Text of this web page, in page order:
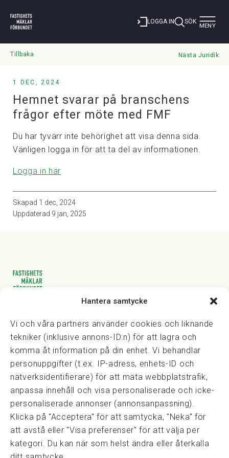
Hantera samtycke
Vi och våra partners använder cookies och liknande
tekniker (inklusive annons-ID:n) för att lagra och
komma åt information på din enhet. Vi behandlar
personuppgifter (t.ex. IP-adress, enhets-ID och
nätverksidentifierare) för att mäta webbplatstrafik,
anpassa innehåll och visa personaliserade och icke-
personaliserade annonser (annonsanpassning).
Klicka på "Acceptera" för att samtycka, "Neka" för
att avstå eller "Visa preferenser" för att välja per
kategori. Du kan när som helst ändra eller återkalla
LOGGA IN SÖK Toggle
MENY
Tillbaka Nästa Juridik
1 DEC, 2024
Hemnet svarar på branschens
frågor efter möte med FMF
Du har tyvärr inte behörighet att visa denna sida.
Vänligen logga in för att ta del av informationen.
Logga in här
Skapad 1 dec, 2024
Uppdaterad 9 jan, 2025
Vasagatan 28, 111 20 Stockholm
kansli@fmf.se
Snabblänkar
Prisexempel
Medarbetare
Policies & integritet
Information om Cookie-hantering och Google Analytics
Integritetspolicy
Dataskyddsförordningen